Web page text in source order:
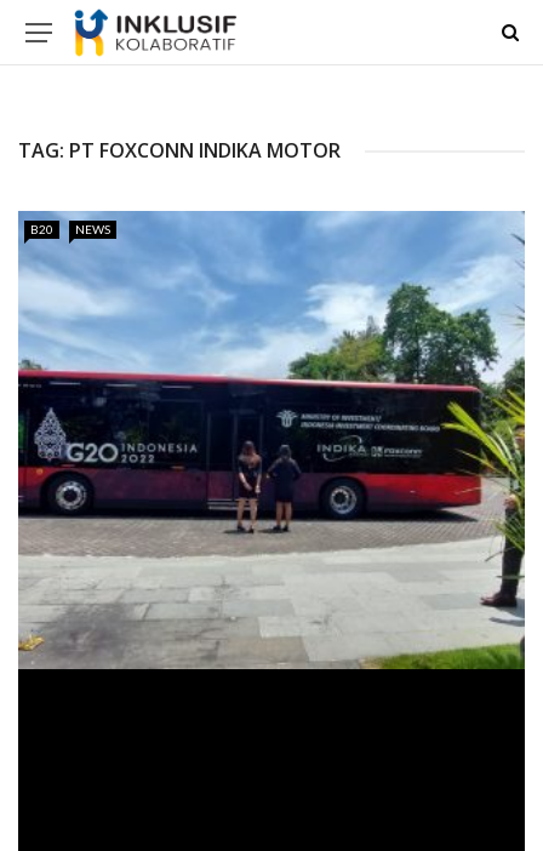
TAG: PT FOXCONN INDIKA MOTOR
B20 NEWS